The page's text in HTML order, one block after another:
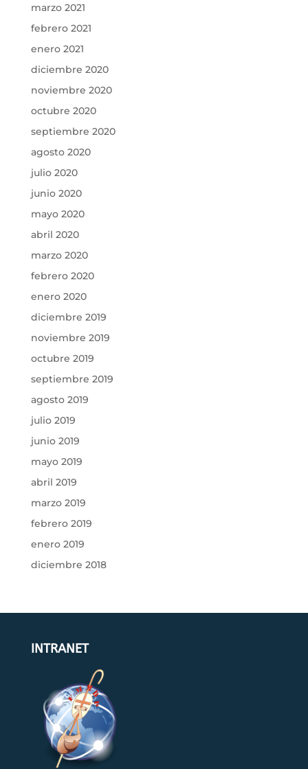
marzo 2021
febrero 2021
enero 2021
diciembre 2020
noviembre 2020
octubre 2020
septiembre 2020
agosto 2020
julio 2020
junio 2020
mayo 2020
abril 2020
marzo 2020
febrero 2020
enero 2020
diciembre 2019
noviembre 2019
octubre 2019
septiembre 2019
agosto 2019
julio 2019
junio 2019
mayo 2019
abril 2019
marzo 2019
febrero 2019
enero 2019
diciembre 2018
INTRANET